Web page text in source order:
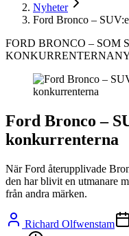
Nyheter
Ford Bronco –
FORD BRONCO – SOM
KONKURRENTERNA
Ford Bronco –
konkurrenterna
När Ford återupplivade
den har blivit en utmanare
från andra märken.
Richard Olfwenstam